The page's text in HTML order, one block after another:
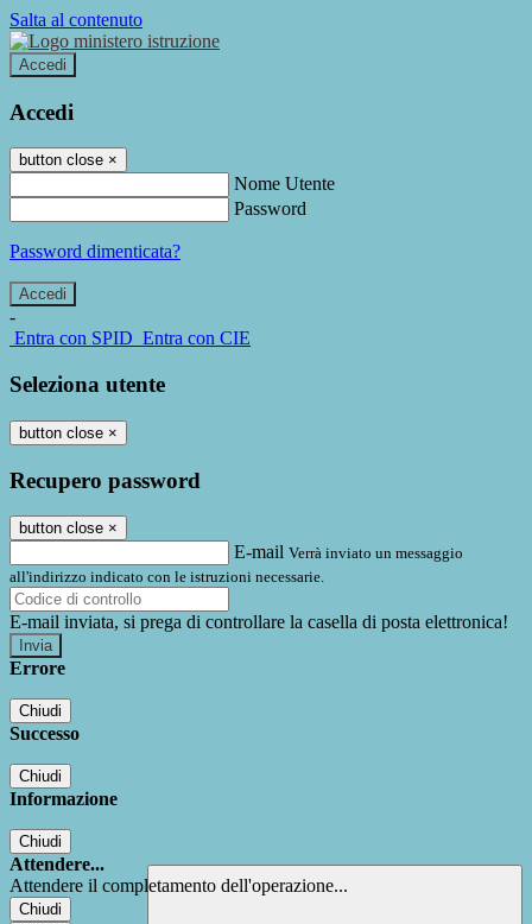
Salta al contenuto
Accedi
Accedi
button close ×
Nome Utente
Password
Password dimenticata?
-
Entra con SPID Entra con CIE
Seleziona utente
button close ×
Recupero password
button close ×
E-mail Verrà inviato un messaggio
all'indirizzo indicato con le istruzioni necessarie.
E-mail inviata, si prega di controllare la casella di posta elettronica!
Errore
Chiudi
Successo
Chiudi
Informazione
Chiudi
Attendere...
Attendere il completamento dell'operazione...
Chiudi